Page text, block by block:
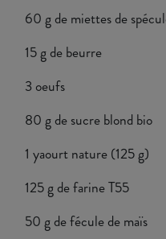
60 g de miettes de
15 g de beurre
3 oeufs
80 g de sucre blond bio
1 yaourt nature (125 g)
125 g de farine T55
50 g de fécule de maïs